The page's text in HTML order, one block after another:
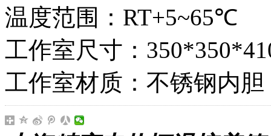
温度范围：RT+5~65℃
工作室尺寸：
工作室材质：不锈钢内胆